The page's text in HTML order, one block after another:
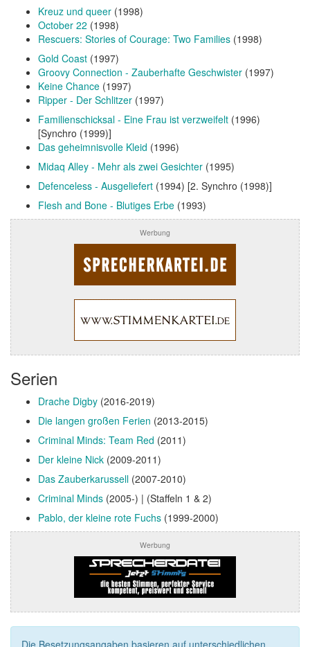
Kreuz und queer (1998)
October 22 (1998)
Rescuers: Stories of Courage: Two Families (1998)
Gold Coast (1997)
Groovy Connection - Zauberhafte Geschwister (1997)
Keine Chance (1997)
Ripper - Der Schlitzer (1997)
Familienschicksal - Eine Frau ist verzweifelt (1996)
[Synchro (1999)]
Das geheimnisvolle Kleid (1996)
Midaq Alley - Mehr als zwei Gesichter (1995)
Defenceless - Ausgeliefert (1994) [2. Synchro (1998)]
Flesh and Bone - Blutiges Erbe (1993)
Werbung
Serien
Drache Digby (2016-2019)
Die langen großen Ferien (2013-2015)
Criminal Minds: Team Red (2011)
Der kleine Nick (2009-2011)
Das Zauberkarussell (2007-2010)
Criminal Minds (2005-) | (Staffeln 1 & 2)
Pablo, der kleine rote Fuchs (1999-2000)
Werbung